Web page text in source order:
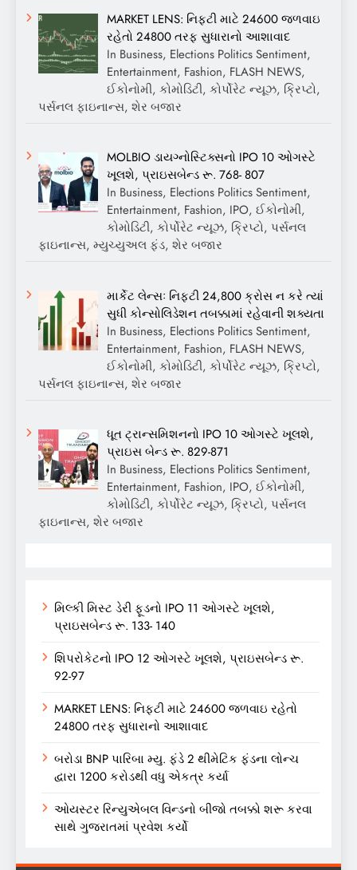
MARKET LENS: નિફ્ટી માટે 24600 જળવાઇ
રહેતો 24800 તરફ સુધારાનો આશાવાદ
In Business, Elections Politics Sentiment,
Entertainment, Fashion, FLASH NEWS,
ઈકોનોમી, કોમોડિટી, કોર્પોરેટ ન્યૂઝ, ક્રિપ્ટો,
પર્સનલ ફાઇનાન્સ, શેર બજાર
MOLBIO ડાયગ્નોસ્ટિક્સનો IPO 10 ઓગસ્ટે
ખૂલશે, પ્રાઇસબેન્ડ રૂ. 768- 807
In Business, Elections Politics Sentiment,
Entertainment, Fashion, IPO, ઈકોનોમી,
કોમોડિટી, કોર્પોરેટ ન્યૂઝ, ક્રિપ્ટો, પર્સનલ
ફાઇનાન્સ, મ્યુચ્યુઅલ ફંડ, શેર બજાર
માર્કેટ લેન્સઃ નિફ્ટી 24,800 ક્રોસ ન કરે ત્યાં
સુધી કોન્સોલિડેશન તબક્કામાં રહેવાની શક્યતા
In Business, Elections Politics Sentiment,
Entertainment, Fashion, FLASH NEWS,
ઈકોનોમી, કોમોડિટી, કોર્પોરેટ ન્યૂઝ, ક્રિપ્ટો,
પર્સનલ ફાઇનાન્સ, શેર બજાર
ધૂત ટ્રાન્સમિશનનો IPO 10 ઓગસ્ટે ખૂલશે,
પ્રાઇસ બેન્ડ રૂ. 829-871
In Business, Elections Politics Sentiment,
Entertainment, Fashion, IPO, ઈકોનોમી,
કોમોડિટી, કોર્પોરેટ ન્યૂઝ, ક્રિપ્ટો, પર્સનલ
ફાઇનાન્સ, શેર બજાર
મિલ્કી મિસ્ટ ડેરી ફૂડનો IPO 11 ઓગસ્ટે ખૂલશે,
પ્રાઇસબેન્ડ રૂ. 133- 140
શિપરોકેટનો IPO 12 ઓગસ્ટે ખૂલશે, પ્રાઇસબેન્ડ રૂ.
92-97
MARKET LENS: નિફ્ટી માટે 24600 જળવાઇ રહેતો
24800 તરફ સુધારાનો આશાવાદ
બરોડા BNP પારિબા મ્યુ. ફંડે 2 થીમેટિક ફંડના લોન્ચ
દ્વારા 1200 કરોડથી વધુ એકત્ર કર્યા
ઓયસ્ટર રિન્યુએબલ વિન્ડનો બીજો તબક્કો શરૂ કરવા
સાથે ગુજરાતમાં પ્રવેશ કર્યો